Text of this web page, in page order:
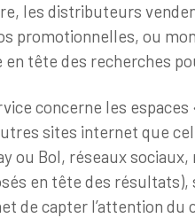
les distributeurs
promotionnelles, ou
en tête des recherches
concerne les espaces
sites internet que
ou Bol, réseaux
en tête des résultats),
de capter l’attention du